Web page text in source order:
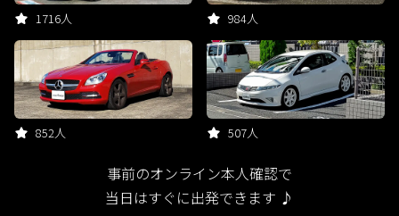
1716人 984人
852人 507人
事前のオンライン本人確認で
当日はすぐに出発できます ♪